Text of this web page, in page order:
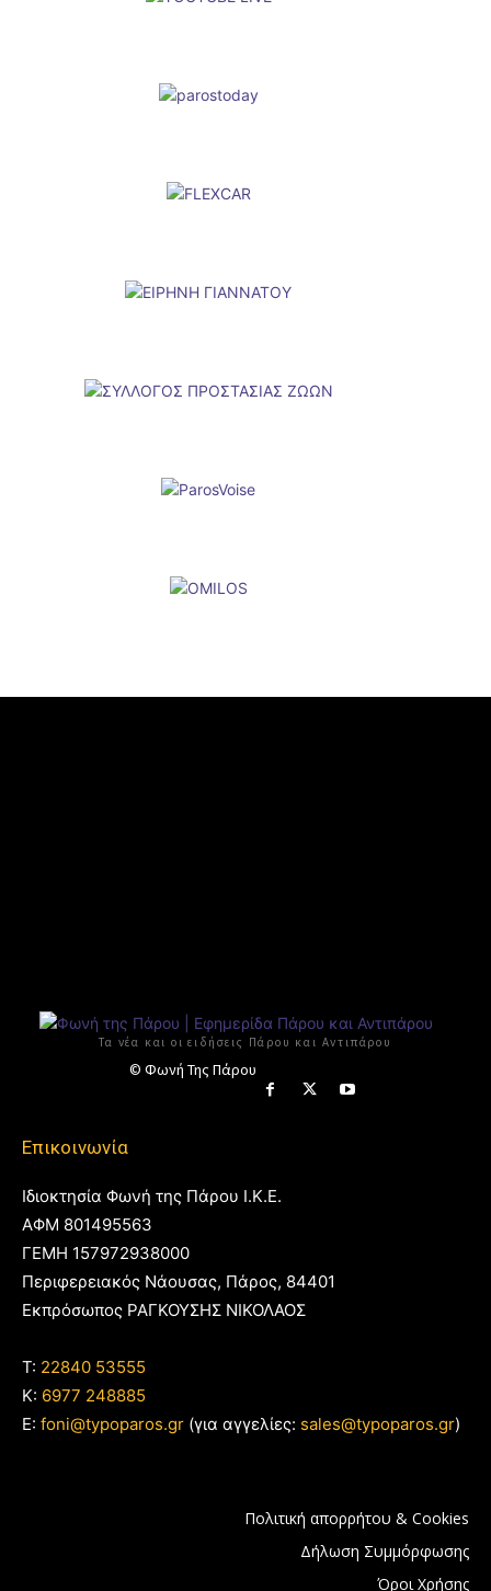
Τα νέα και οι ειδήσεις Πάρου και Αντιπάρου
© Φωνή Της Πάρου
Επικοινωνία
Ιδιοκτησία Φωνή της Πάρου Ι.Κ.Ε.
ΑΦΜ 801495563
ΓΕΜΗ 157972938000
Περιφερειακός Νάουσας, Πάρος, 84401
Εκπρόσωπος ΡΑΓΚΟΥΣΗΣ ΝΙΚΟΛΑΟΣ
T: 22840 53555
Κ: 6977 248885
E: foni@typoparos.gr (για αγγελίες: sales@typoparos.gr)
Πολιτική απορρήτου & Cookies
Δήλωση Συμμόρφωσης
Όροι Χρήσης